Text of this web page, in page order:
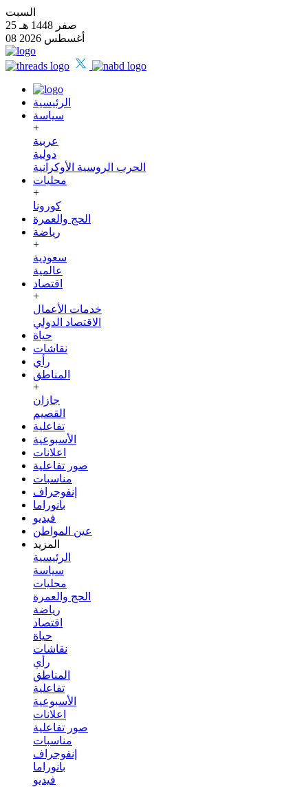
السبت
25 صفر 1448 هـ
08 أغسطس 2026
الرئيسية
سياسة
+
عربية
دولية
الحرب الروسية الأوكرانية
محليات
+
كورونا
الحج والعمرة
رياضة
+
سعودية
عالمية
اقتصاد
+
خدمات الأعمال
الاقتصاد الدولي
حياة
نقاشات
رأي
المناطق
+
جازان
القصيم
تفاعلية
الأسبوعية
اعلانات
صور تفاعلية
مناسبات
إنفوجراف
بانوراما
فيديو
عين المواطن
المزيد
الرئيسية
سياسة
محليات
الحج والعمرة
رياضة
اقتصاد
حياة
نقاشات
رأي
المناطق
تفاعلية
الأسبوعية
اعلانات
صور تفاعلية
مناسبات
إنفوجراف
بانوراما
فيديو